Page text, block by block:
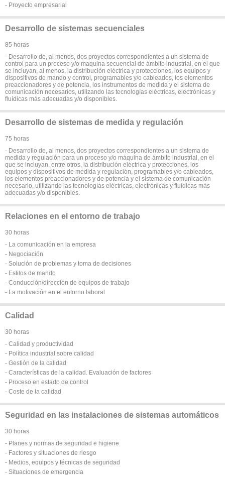
- Proyecto empresarial
Desarrollo de sistemas secuenciales
85 horas
- Desarrollo de, al menos, dos proyectos correspondientes a un sistema de
control para un proceso y/o maquina secuencial de ámbito industrial, en el que
se incluyan, al menos, la distribución eléctrica y protecciones, los equipos y
dispositivos de mando y control, programables y/o cableados, los elementos
preaccionadores y de potencia, los instrumentos de medida y el sistema de
comunicación necesarios, utilizando las tecnologías eléctricas, electrónicas y
fluídicas más adecuadas y/o disponibles.
Desarrollo de sistemas de medida y regulación
75 horas
- Desarrollo de, al menos, dos proyectos correspondientes a un sistema de
medida y regulación para un proceso y/o máquina de ámbito industrial, en el
que se incluyan, entre otros, la distribución eléctrica y protecciones, los
equipos y dispositivos de medida y regulación, programables y/o cableados,
los elementos preaccionadores y de potencia y el sistema de comunicación
necesario, utilizando las tecnologías eléctricas, electrónicas y fluídicas más
adecuadas y/o disponibles.
Relaciones en el entorno de trabajo
30 horas
- La comunicación en la empresa
- Negociación
- Solución de problemas y toma de decisiones
- Estilos de mando
- Conducción/dirección de equipos de trabajo
- La motivación en el entorno laboral
Calidad
30 horas
- Calidad y productividad
- Política industrial sobre calidad
- Gestión de la calidad
- Características de la calidad. Evaluación de factores
- Proceso en estado de control
- Coste de la calidad
Seguridad en las instalaciones de sistemas automáticos
30 horas
- Planes y normas de seguridad e higiene
- Factores y situaciones de riesgo
- Medios, equipos y técnicas de seguridad
- Situaciones de emergencia